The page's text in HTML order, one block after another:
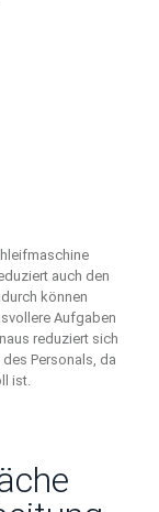
auch den
können
Aufgaben
reduziert sich
Personals, da
ist.